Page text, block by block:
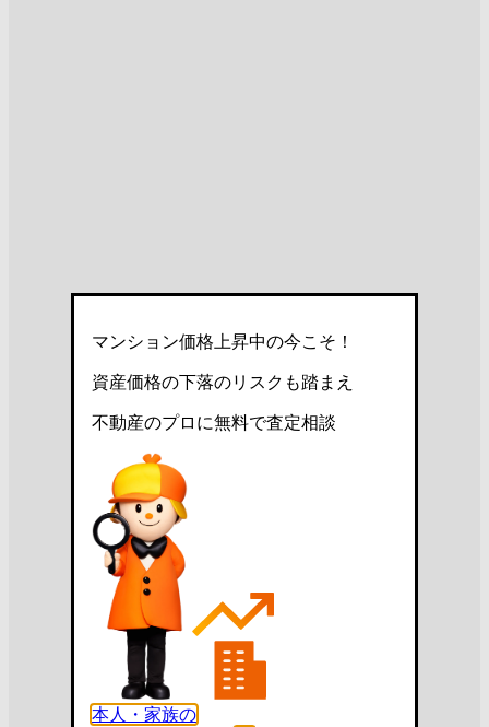
マンション価格上昇中の今こそ！
資産価格の下落のリスクも踏まえ
不動産のプロに無料で査定相談
本人・家族の